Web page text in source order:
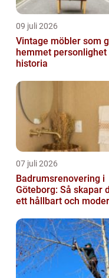
09 juli 2026
Vintage möbler som
hemmet personlighet
historia
07 juli 2026
Badrumsrenovering i
Göteborg: Så skapar
ett hållbart och